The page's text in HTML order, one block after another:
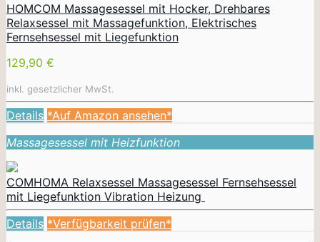
HOMCOM Massagesessel mit Hocker, Drehbares
Relaxsessel mit Massagefunktion, Elektrisches
Fernsehsessel mit Liegefunktion
129,90 €
inkl. gesetzlicher MwSt.
Details *Auf Amazon ansehen*
Massagesessel mit Heizfunktion
COMHOMA Relaxsessel Massagesessel Fernsehsessel
mit Liegefunktion Vibration Heizung
Details *Verfügbarkeit prüfen*